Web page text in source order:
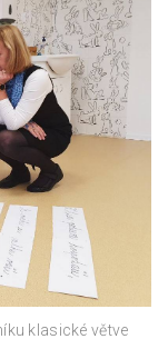
klasické větve